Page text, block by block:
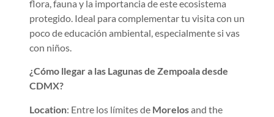
flora, fauna y la importancia de este ecosistema
protegido. Ideal para complementar tu visita con un
poco de educación ambiental, especialmente si vas
con niños.
¿Cómo llegar a las Lagunas de Zempoala desde
CDMX?
Location: Entre los límites de Morelosand the